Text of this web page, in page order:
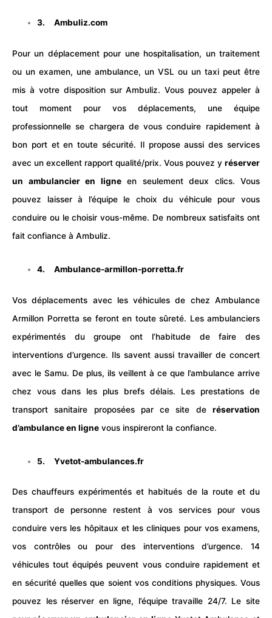
3. Ambuliz.com
Pour un déplacement pour une hospitalisation, un traitement
ou un examen, une ambulance, un VSL ou un taxi peut être
mis à votre disposition sur Ambuliz. Vous pouvez appeler à
tout moment pour vos déplacements, une équipe
professionnelle se chargera de vous conduire rapidement à
bon port et en toute sécurité. Il propose aussi des services
avec un excellent rapport qualité/prix. Vous pouvez y réserver
un ambulancier en ligneen seulement deux clics. Vous
pouvez laisser à l’équipe le choix du véhiculepour vous
conduire ou le choisir vous-même. De nombreux satisfaits ont
fait confiance à Ambuliz.
4. Ambulance-armillon-porretta.fr
Vos déplacements avec les véhicules de chez Ambulance
Armillon Porretta se feront en toute sûreté. Les ambulanciers
expérimentés du groupe ont l’habitude de faire des
interventions d’urgence. Ils savent aussi travailler de concert
avec le Samu. De plus, ils veillent à ce que l’ambulance arrive
chez vous dans les plus brefs délais. Les prestations de
transport sanitaire proposées par ce site de réservation
d’ambulance en ligne vous inspireront la confiance.
5. Yvetot-ambulances.fr
Des chauffeurs expérimentés et habitués de la route et du
transport de personne restent à vos services pour vous
conduire vers les hôpitaux et les cliniques pour vos examens,
vos contrôles ou pour des interventions d’urgence. 14
véhicules tout équipés peuvent vous conduire rapidement et
en sécurité quelles que soient vos conditions physiques. Vous
pouvez les réserver en ligne, l’équipe travaille 24/7. Le site